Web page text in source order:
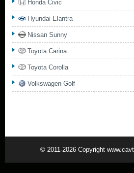
Honda Civic
Hyundai Elantra
Nissan Sunny
Toyota Carina
Toyota Corolla
Volkswagen Golf
© 2011-2026 Copyright